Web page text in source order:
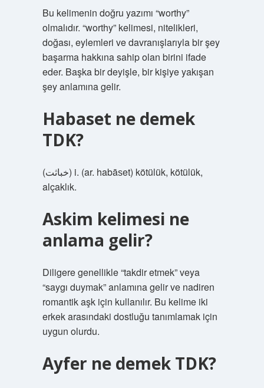
Bu kelimenin doğru yazımı “worthy”
olmalıdır. “worthy” kelimesi, nitelikleri,
doğası, eylemleri ve davranışlarıyla bir şey
başarma hakkına sahip olan birini ifade
eder. Başka bir deyişle, bir kişiye yakışan
şey anlamına gelir.
Habaset ne demek
TDK?
(ﺧﺒﺎﺛﺖ) i. (ar. habāѕet) kötülük, kötülük,
alçaklık.
Askim kelimesi ne
anlama gelir?
Diligere genellikle “takdir etmek” veya
“saygı duymak” anlamına gelir ve nadiren
romantik aşk için kullanılır. Bu kelime iki
erkek arasındaki dostluğu tanımlamak için
uygun olurdu.
Ayfer ne demek TDK?